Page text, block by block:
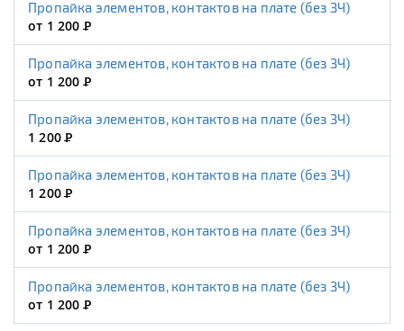
Пропайка элементов, контактов на плате (без ЗЧ)
от 1 200Р
Пропайка элементов, контактов на плате (без ЗЧ)
от 1 200Р
Пропайка элементов, контактов на плате (без ЗЧ)
1 200Р
Пропайка элементов, контактов на плате (без ЗЧ)
1 200Р
Пропайка элементов, контактов на плате (без ЗЧ)
от 1 200Р
Пропайка элементов, контактов на плате (без ЗЧ)
от 1 200Р